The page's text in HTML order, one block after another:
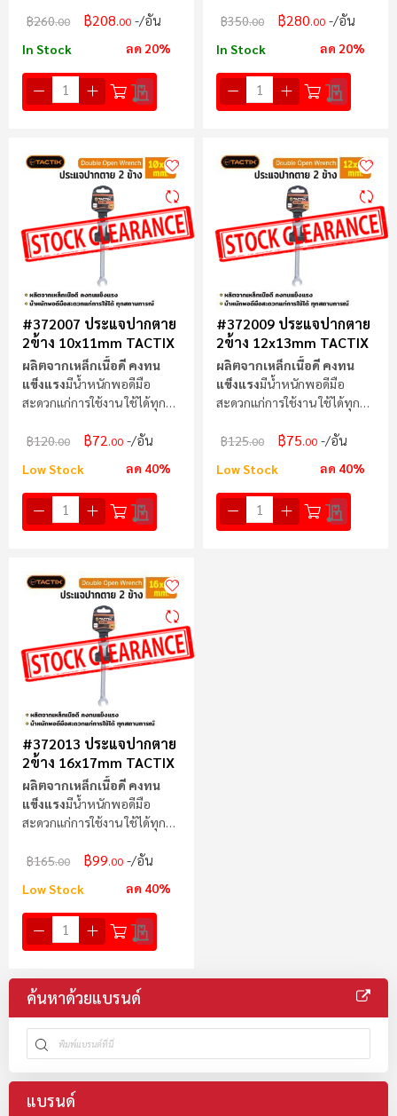
฿260.00 ฿208.00 /อัน
In Stock ลด 20%
฿350.00 ฿280.00 /อัน
In Stock ลด 20%
#372007 ประแจปากตาย
2ข้าง 10x11mm TACTIX
ผลิตจากเหล็กเนื้อดี คงทน
แข็งแรงมีน้ำหนักพอดีมือ
สะดวกแก่การใช้งาน ใช้ได้ทุก
฿120.00 ฿72.00 /อัน
Low Stock ลด 40%
#372009 ประแจปากตาย
2ข้าง 12x13mm TACTIX
ผลิตจากเหล็กเนื้อดี คงทน
แข็งแรงมีน้ำหนักพอดีมือ
สะดวกแก่การใช้งาน ใช้ได้ทุก
฿125.00 ฿75.00 /อัน
Low Stock ลด 40%
#372013 ประแจปากตาย
2ข้าง 16x17mm TACTIX
ผลิตจากเหล็กเนื้อดี คงทน
แข็งแรงมีน้ำหนักพอดีมือ
สะดวกแก่การใช้งาน ใช้ได้ทุก
฿165.00 ฿99.00 /อัน
Low Stock ลด 40%
ค้นหาด้วยแบรนด์
แบรนด์